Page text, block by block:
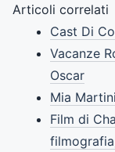
Articoli correlati
Cast Di
Vacanze
Oscar
Mia
Film di